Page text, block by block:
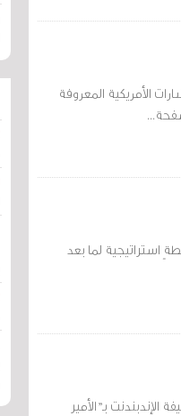
الاستشارات الأمريكية المعروفة
استراتيجية لما بعد
بـ"الأمير